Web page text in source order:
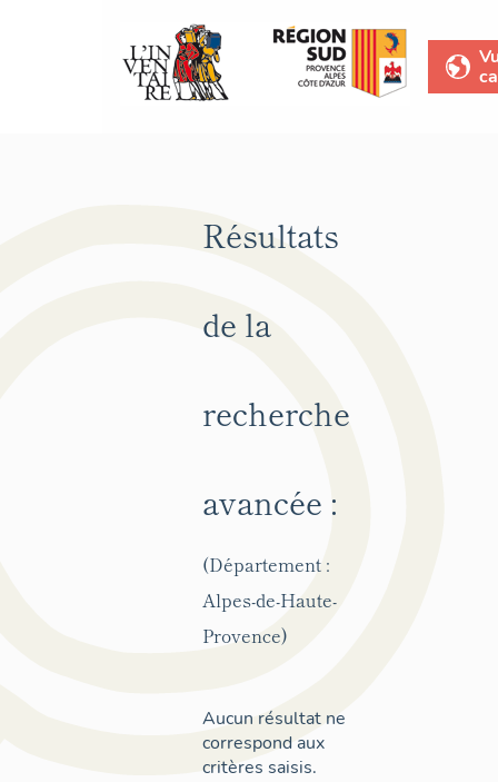
Résultats
de la
recherche
avancée :
(Département :
Alpes-de-Haute-
Provence)
Aucun résultat ne
correspond aux
critères saisis.